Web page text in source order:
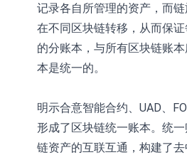
记录各自所管理的资产，而
在不同区块链转移，从而保
的分账本，与所有区块链账
本是统一的。
明示合意智能合约、UAD、
形成了区块链统一账本。统
链资产的互联互通，构建了